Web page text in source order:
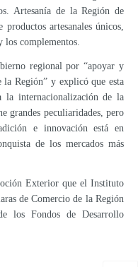
Artesanía de la Región de
artesanales únicos,
los complementos.
regional por “apoyar y
Región” y explicó que esta
la internacionalización de la
grandes peculiaridades, pero
e innovación está en
de los mercados más
Exterior que el Instituto
de Comercio de la Región
los Fondos de Desarrollo